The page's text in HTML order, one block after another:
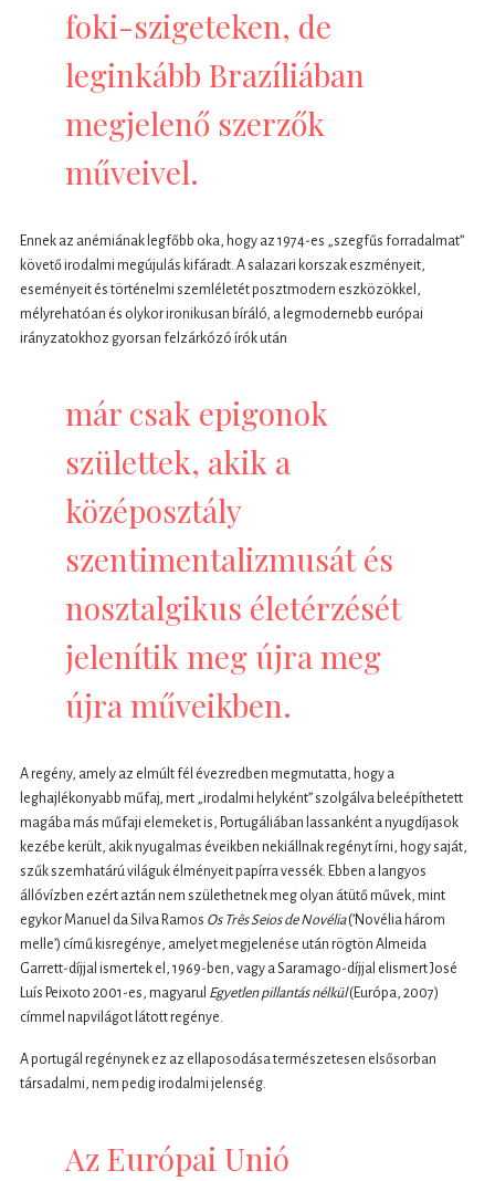
foki-szigeteken, de
leginkább Brazíliában
megjelenő szerzők
műveivel.
Ennek az anémiának legfőbb oka, hogy az 1974-es „szegfűs forradalmat”
követő irodalmi megújulás kifáradt. A salazari korszak eszményeit,
eseményeit és történelmi szemléletét posztmodern eszközökkel,
mélyrehatóan és olykor ironikusan bíráló, a legmodernebb európai
irányzatokhoz gyorsan felzárkózó írók után
már csak epigonok
születtek, akik a
középosztály
szentimentalizmusát és
nosztalgikus életérzését
jelenítik meg újra meg
újra műveikben.
A regény, amely az elmúlt fél évezredben megmutatta, hogy a
leghajlékonyabb műfaj, mert „irodalmi helyként” szolgálva beleépíthetett
magába más műfaji elemeket is, Portugáliában lassanként a nyugdíjasok
kezébe került, akik nyugalmas éveikben nekiállnak regényt írni, hogy saját,
szűk szemhatárú világuk élményeit papírra vessék. Ebben a langyos
állóvízben ezért aztán nem születhetnek meg olyan átütő művek, mint
egykor Manuel da Silva Ramos Os Três Seios de Novélia(’Novélia három
melle’) című kisregénye, amelyet megjelenése után rögtön Almeida
Garrett-díjjal ismertek el, 1969-ben, vagy a Saramago-díjjal elismert José
Luís Peixoto 2001-es, magyarul Egyetlen pillantás nélkül(Európa, 2007)
címmel napvilágot látott regénye.
A portugál regénynek ez az ellaposodása természetesen elsősorban
társadalmi, nem pedig irodalmi jelenség.
Az Európai Unió